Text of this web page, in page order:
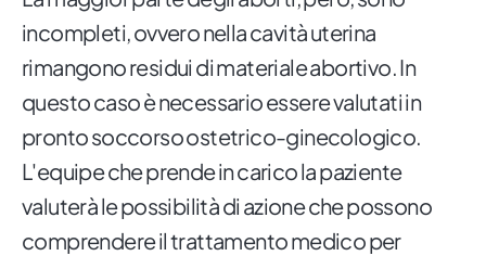
incompleti, ovvero nella cavità uterina
rimangono residui di materiale abortivo. In
questo caso è necessario essere valutati in
pronto soccorso ostetrico-ginecologico.
L'equipe che prende in carico la paziente
valuterà le possibilità di azione che possono
comprendere il trattamento medico per